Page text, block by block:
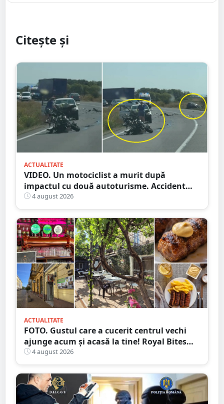
Citește și
ACTUALITATE
VIDEO. Un motociclist a murit după
impactul cu două autoturisme. Accident
cumplit în județul vecin
4 august 2026
ACTUALITATE
FOTO. Gustul care a cucerit centrul vechi
ajunge acum și acasă la tine! Royal Bites
(fosta Zahana) livrează la domiciliu
4 august 2026